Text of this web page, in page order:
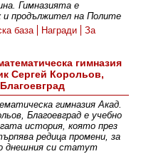
Гимназията е
и продължител на Полите
база Награди
За
гимназия
Сергей Корольов,
Благоевград
гимназия Акад.
Благоевград е учебно
история, която през
редица промени, за
днешния си статут